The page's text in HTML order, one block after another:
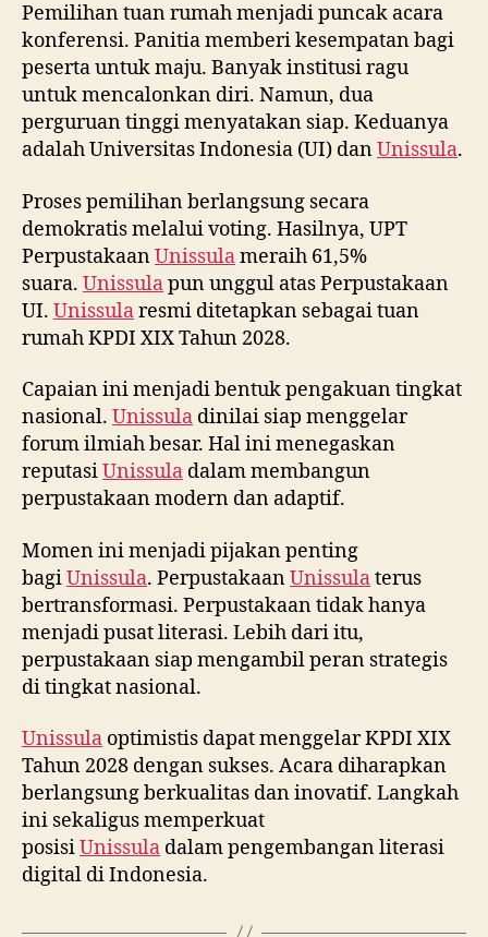
Pemilihan tuan rumah menjadi puncak acara
konferensi. Panitia memberi kesempatan bagi
peserta untuk maju. Banyak institusi ragu
untuk mencalonkan diri. Namun, dua
perguruan tinggi menyatakan siap. Keduanya
adalah Universitas Indonesia (UI) danUnissula.
Proses pemilihan berlangsung secara
demokratis melalui voting. Hasilnya, UPT
PerpustakaanUnissulameraih 61,5%
suara. Unissulapun unggul atas Perpustakaan
UI. Unissularesmi ditetapkan sebagai tuan
rumah KPDI XIX Tahun 2028.
Capaian ini menjadi bentuk pengakuan tingkat
nasional. Unissula dinilai siap menggelar
forum ilmiah besar. Hal ini menegaskan
reputasiUnissula dalam membangun
perpustakaan modern dan adaptif.
Momen ini menjadi pijakan penting
bagiUnissula. PerpustakaanUnissulaterus
bertransformasi. Perpustakaan tidak hanya
menjadi pusat literasi. Lebih dari itu,
perpustakaan siap mengambil peran strategis
di tingkat nasional.
Unissula optimistis dapat menggelar KPDI XIX
Tahun 2028 dengan sukses. Acara diharapkan
berlangsung berkualitas dan inovatif. Langkah
ini sekaligus memperkuat
posisiUnissula dalam pengembangan literasi
digital di Indonesia.